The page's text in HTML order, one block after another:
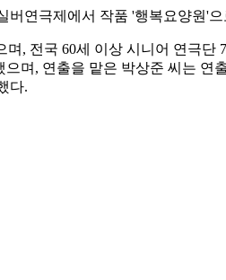
버연극제에서 작품 '행복요양원'
, 전국 60세 이상 시니어 연극
며, 연출을 맡은 박상준 씨는
다.